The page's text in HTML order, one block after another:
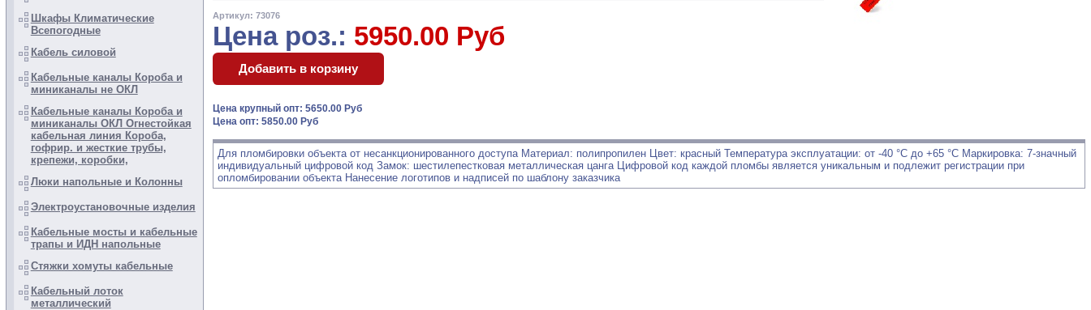
Шкафы Климатические
Всепогодные
Кабель силовой
Кабельные каналы Короба и
миниканалы не ОКЛ
Кабельные каналы Короба и
миниканалы ОКЛ Огнестойкая
кабельная линия Короба,
гофрир. и жесткие трубы,
крепежи, коробки,
Люки напольные и Колонны
Электроустановочные изделия
Кабельные мосты и кабельные
трапы и ИДН напольные
Стяжки хомуты кабельные
Кабельный лоток
металлический
Артикул: 73076
Цена роз.: 5950.00 Руб
Цена крупный опт: 5650.00 Руб
Цена опт: 5850.00 Руб
Для пломбировки объекта от несанкционированного доступа Материал: полипропилен Цвет: красный Температура эксплуатации: от -40 °С до +65 °С Маркировка: 7-значный
индивидуальный цифровой код Замок: шестилепестковая металлическая цанга Цифровой код каждой пломбы является уникальным и подлежит регистрации при
опломбировании объекта Нанесение логотипов и надписей по шаблону заказчика